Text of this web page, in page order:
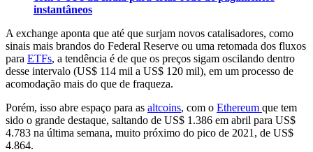
instantâneos
A exchange aponta que até que surjam novos catalisadores, como
sinais mais brandos do Federal Reserve ou uma retomada dos fluxos
para ETFs, a tendência é de que os preços sigam oscilando dentro
desse intervalo (US$ 114 mil a US$ 120 mil), em um processo de
acomodação mais do que de fraqueza.
Porém, isso abre espaço para as altcoins, com o Ethereum que tem
sido o grande destaque, saltando de US$ 1.386 em abril para US$
4.783 na última semana, muito próximo do pico de 2021, de US$
4.864.